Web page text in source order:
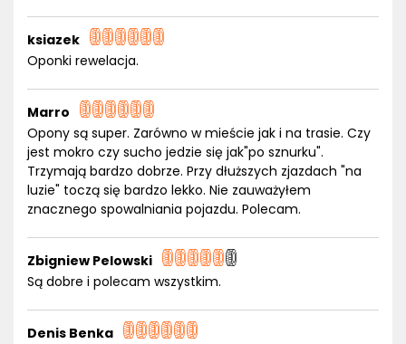
ksiazek
Oponki rewelacja.
Marro
Opony są super. Zarówno w mieście jak i na trasie. Czy
jest mokro czy sucho jedzie się jak"po sznurku".
Trzymają bardzo dobrze. Przy dłuższych zjazdach "na
luzie" toczą się bardzo lekko. Nie zauważyłem
znacznego spowalniania pojazdu. Polecam.
Zbigniew Pelowski
Są dobre i polecam wszystkim.
Denis Benka